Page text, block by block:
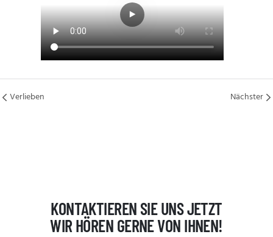
Verlieben Nächster
KONTAKTIEREN SIE UNS JETZT
WIR HÖREN GERNE VON IHNEN!